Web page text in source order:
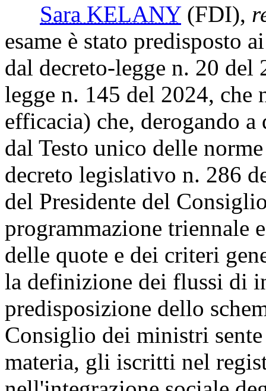
Sara KELANY (FDI),
esame è stato predisposto
dal decreto-legge n. 20 del
legge n. 145 del 2024,
efficacia) che, derogando
dal Testo unico delle
decreto legislativo n. 286
del Presidente del
programmazione triennale
delle quote e dei criteri
la definizione dei flussi di
predisposizione dello
Consiglio dei ministri
materia, gli iscritti nel